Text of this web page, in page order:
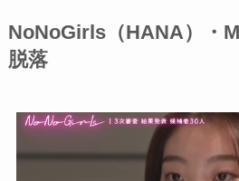
NoNoGirls（HANA）・
脱落